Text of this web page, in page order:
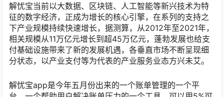
解忧宝当前以大数据、区块链、人工智能等新兴技术为特
征的数字经济，正成为增长的核心引擎，在系列的支持之
下产业规模持续快速增长，据测算，从2012年至2021年，
相关规模从11万亿元增长到超45万亿元，蓬勃发展也给支
付基础设施带来了新的发展机遇，各垂直市场不断呈现细
分状态，以产业支付等为代表的产业服务业态方兴未艾。
解忧宝app是今年五月份出来的一个账单管理的一个平